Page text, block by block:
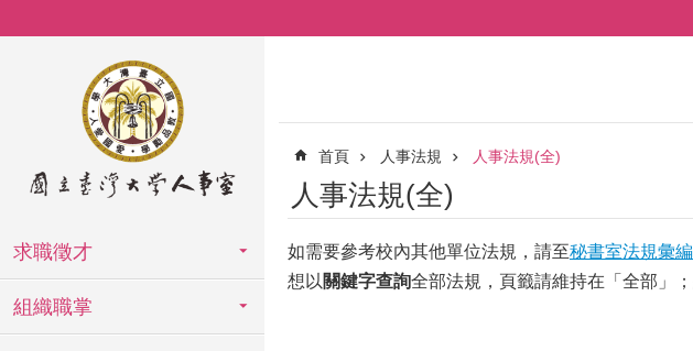
求職徵才
組織職掌
首頁 人事法規 人事法規(全)
人事法規(全)
如需要參考校內其他單位法規，請至秘書室法規彙編
想以 關鍵字查詢全部法規，頁籤請維持在「全部」